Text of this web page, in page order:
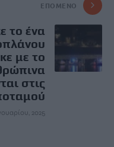
ΕΠΌΜΕΝΟ
το ένα
με το
στις
2025